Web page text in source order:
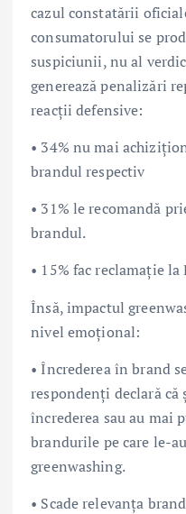
cazul constatării
consumatorului se
suspiciunii, nu al
generează penalizări
reacții defensive:
• 34% nu mai
brandul respectiv
• 31% le recomandă
brandul.
• 15% fac reclamație
Însă, impactul
nivel emoțional:
• Încrederea în brand
respondenți declară
încrederea sau au mai
brandurile pe care le-
greenwashing.
• Scade relevanța